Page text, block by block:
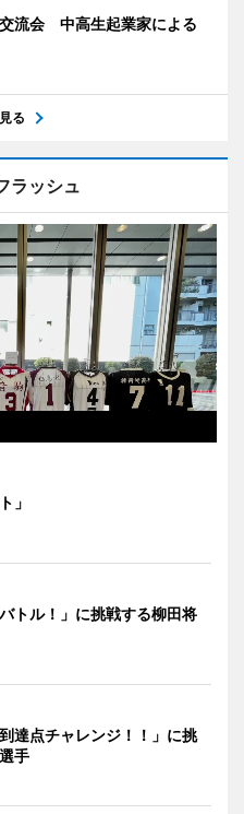
流会 中高生起業家による
る
ラッシュ
」
トル！」に挑戦する柳田将
達点チャレンジ！！」に挑
手